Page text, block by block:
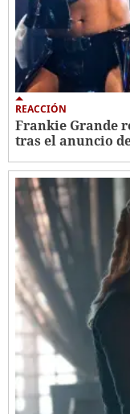
REACCIÓN
Frankie Grande
tras el anuncio